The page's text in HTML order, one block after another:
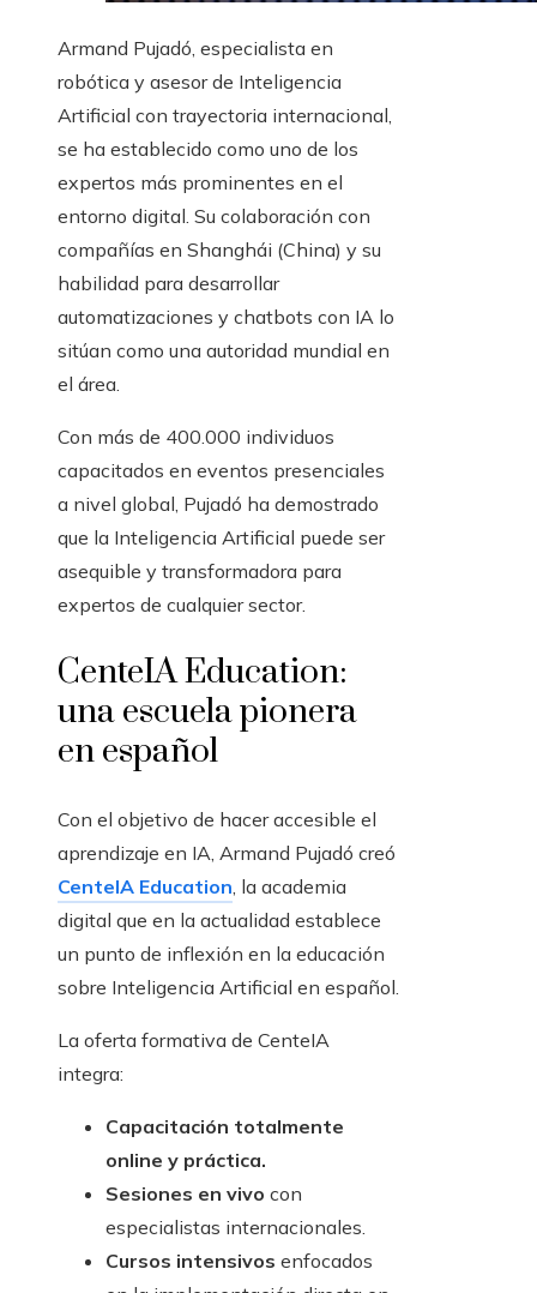
Armand Pujadó, especialista en
robótica y asesor de Inteligencia
Artificial con trayectoria internacional,
se ha establecido como uno de los
expertos más prominentes en el
entorno digital. Su colaboración con
compañías en Shanghái (China) y su
habilidad para desarrollar
automatizaciones y chatbots con IA lo
sitúan como una autoridad mundial en
el área.
Con más de 400.000 individuos
capacitados en eventos presenciales
a nivel global, Pujadó ha demostrado
que la Inteligencia Artificial puede ser
asequible y transformadora para
expertos de cualquier sector.
CenteIA Education:
una escuela pionera
en español
Con el objetivo de hacer accesible el
aprendizaje en IA, Armand Pujadó creó
CenteIA Education, la academia
digital que en la actualidad establece
un punto de inflexión en la educación
sobre Inteligencia Artificial en español.
La oferta formativa de CenteIA
integra:
Capacitación totalmente
online y práctica.
Sesiones en vivo con
especialistas internacionales.
Cursos intensivos enfocados